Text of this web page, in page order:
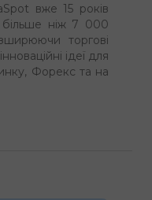
вже 15 років
більше ніж 7 000
торгові
ідеї для
Форекс та на